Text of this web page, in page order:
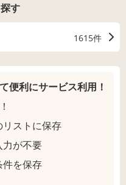
す
1615件
便利にサービス利用！
ストに保存
力が不要
件を保存